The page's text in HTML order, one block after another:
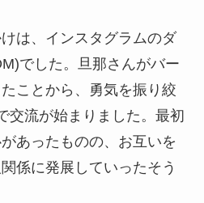
は、インスタグラムのダ
でした。旦那さんがバー
ことから、勇気を振り絞
交流が始まりました。最初
あったものの、お互いを
係に発展していったそう